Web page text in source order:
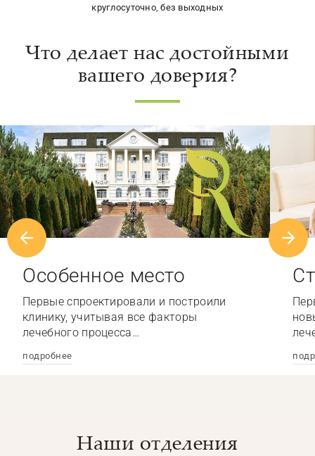
круглосуточно, без выходных
Что делает нас достойными
вашего доверия?
Особенное место
Первые спроектировали и построили
клинику, учитывая все факторы
лечебного процесса…
подробнее
Наши отделения